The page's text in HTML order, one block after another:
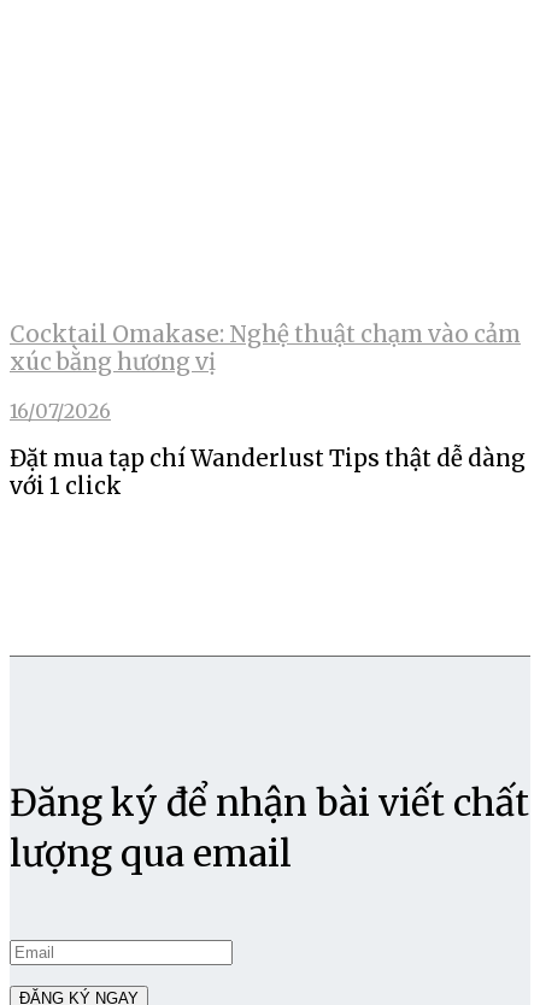
Cocktail Omakase: Nghệ thuật chạm vào cảm
xúc bằng hương vị
16/07/2026
Đặt mua tạp chí Wanderlust Tips thật dễ dàng
với 1 click
Đăng ký để nhận bài viết chất
lượng qua email